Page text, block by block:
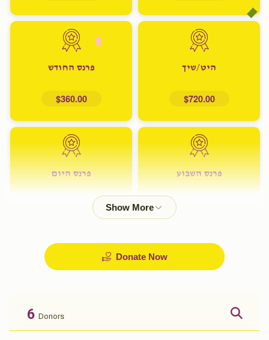
היט/שיך
$720.00
פרנס החודש
$360.00
פרנס השבוע פרנס היום
Donate Now
6 Donors